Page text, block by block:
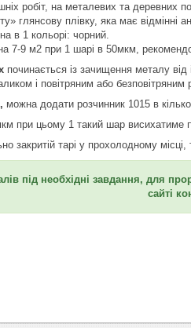
робіт, на металевих та деревних
глянсову плівку, яка має відмінні
​​в 1 кольорі: чорний.
7-9 м2 при 1 шарі в 50мкм,
починається із зачищення металу
і повітряним або
можна додати розчинник 1015 в
при цьому 1 такий шар висихатиме
закритій тарі у прохолодному
під необхідні завдання, для
сайті